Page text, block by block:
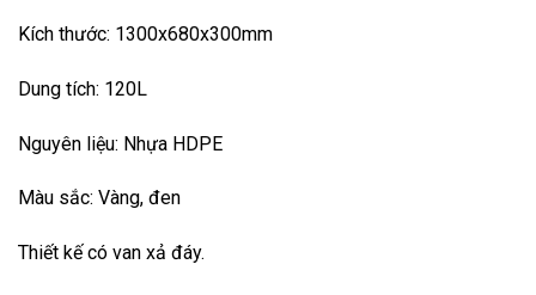
Kích thước: 1300x680x300mm
Dung tích: 120L
Nguyên liệu: Nhựa HDPE
Màu sắc: Vàng, đen
Thiết kế có van xả đáy.